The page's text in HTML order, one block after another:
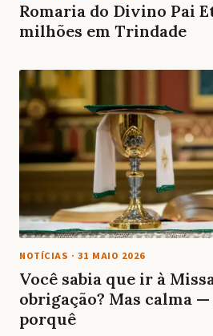
Romaria do Divino Pai
milhões em Trindade
NOTÍCIAS · 31 MAIO 2026
Você sabia que ir à
obrigação? Mas calma
porquê